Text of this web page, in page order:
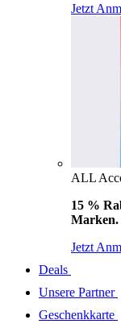
Jetzt
ALL
15 %
Marken.
Jetzt
Deals
Unsere Partner
Geschenkkarte